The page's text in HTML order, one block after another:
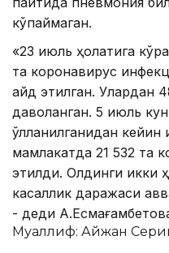
кўпаймаган.
«23 июль ҳолатига
та коронавирус
қайд этилган. Улардан
даволанган. 5 июль
қўлланилганидан кейин
мамлакатда 21 532 та
этилди. Олдинги икки
касаллик даражаси
- деди
Муаллиф: Айжан